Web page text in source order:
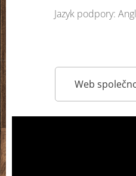
Jazyk podpory:
Web